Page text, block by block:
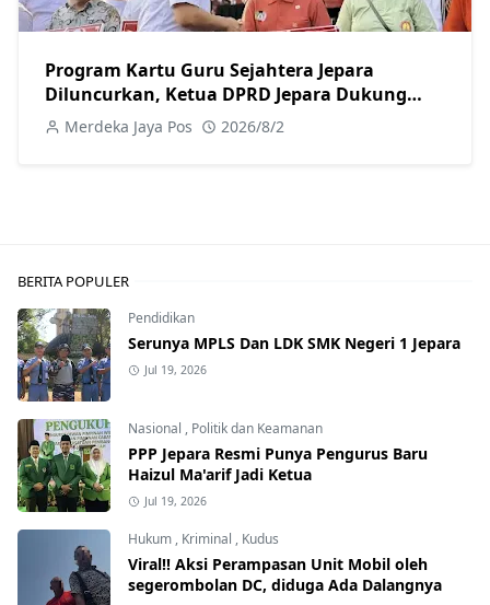
Program Kartu Guru Sejahtera Jepara
Diluncurkan, Ketua DPRD Jepara Dukung
Kesejahteraan Guru
Merdeka Jaya Pos 2026/8/2
BERITA POPULER
Pendidikan
Serunya MPLS Dan LDK SMK Negeri 1 Jepara
Jul 19, 2026
Nasional , Politik dan Keamanan
PPP Jepara Resmi Punya Pengurus Baru
Haizul Ma'arif Jadi Ketua
Jul 19, 2026
Hukum , Kriminal , Kudus
Viral!! Aksi Perampasan Unit Mobil oleh
segerombolan DC, diduga Ada Dalangnya